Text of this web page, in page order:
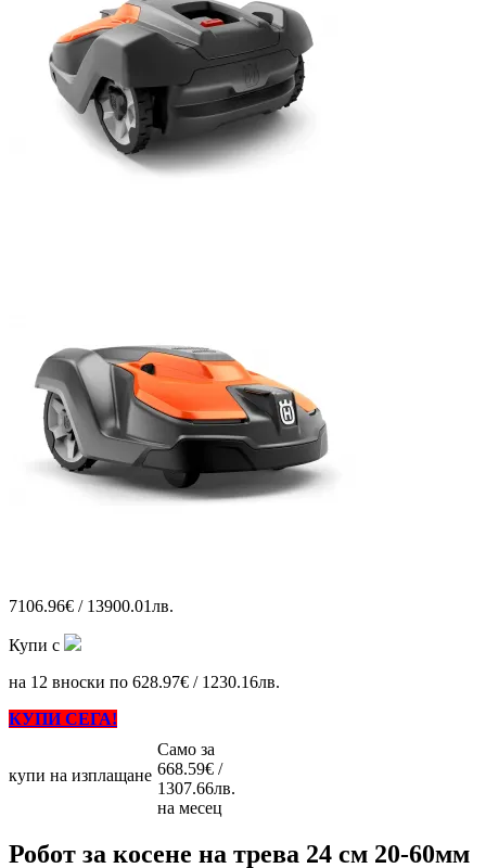
7106.96€ / 13900.01лв.
Купи с
на 12 вноски по 628.97€ / 1230.16лв.
КУПИ СЕГА!
купи на изплащане
Само за
668.59€ /
1307.66лв.
на месец
Робот за косене на трева 24 см 20-60мм